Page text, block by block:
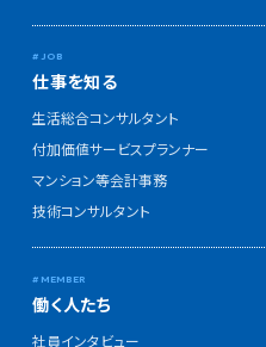
仕事を知る
生活総合コンサルタント
付加価値サービスプランナー
マンション等会計事務
技術コンサルタント
働く人たち
社員インタビュー